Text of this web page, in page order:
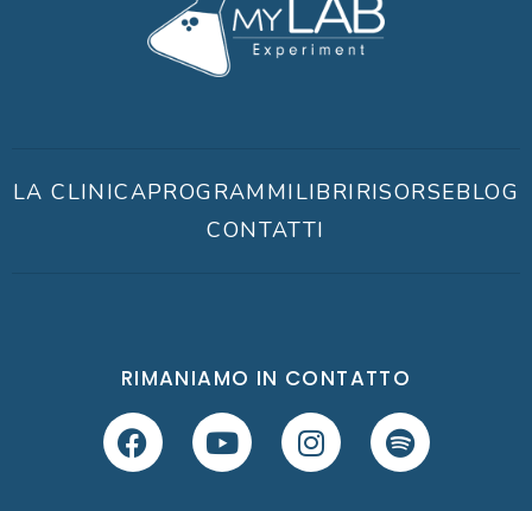
LA CLINICAPROGRAMMILIBRIRISORSEBLOG
CONTATTI
RIMANIAMO IN CONTATTO